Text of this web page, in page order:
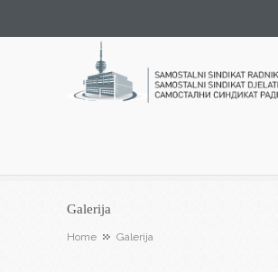
Galerija
Home Galerija